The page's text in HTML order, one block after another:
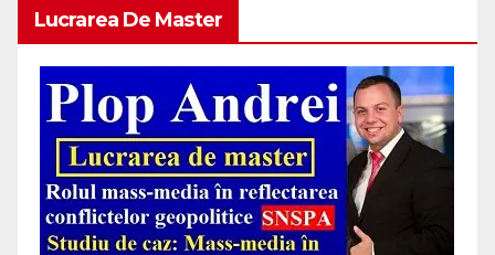
Lucrarea De Master